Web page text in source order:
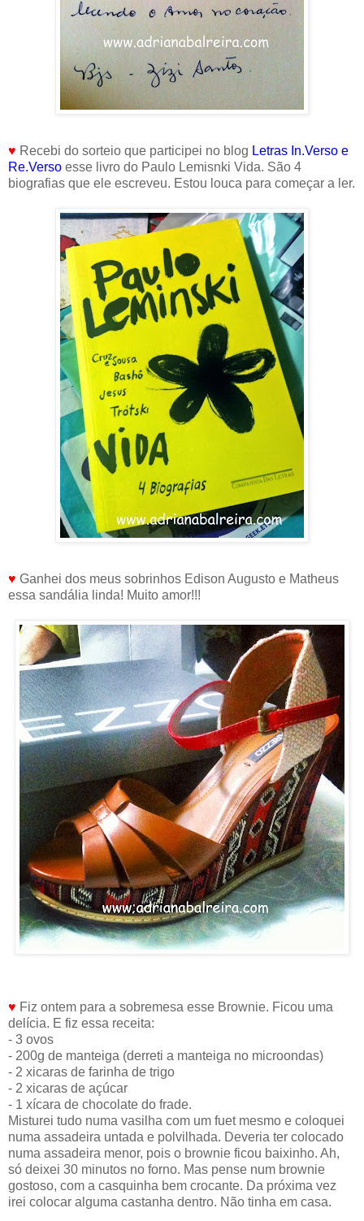
♥ Recebi do sorteio que participei no blog Letras In.Verso e
Re.Verso esse livro do Paulo Lemisnki Vida. São 4
biografias que ele escreveu. Estou louca para começar a ler.
♥ Ganhei dos meus sobrinhos Edison Augusto e Matheus
essa sandália linda! Muito amor!!!
♥ Fiz ontem para a sobremesa esse Brownie. Ficou uma
delícia. E fiz essa receita:
- 3 ovos
- 200g de manteiga (derreti a manteiga no microondas)
- 2 xicaras de farinha de trigo
- 2 xicaras de açúcar
- 1 xícara de chocolate do frade.
Misturei tudo numa vasilha com um fuet mesmo e coloquei
numa assadeira untada e polvilhada. Deveria ter colocado
numa assadeira menor, pois o brownie ficou baixinho. Ah,
só deixei 30 minutos no forno. Mas pense num brownie
gostoso, com a casquinha bem crocante. Da próxima vez
irei colocar alguma castanha dentro. Não tinha em casa.